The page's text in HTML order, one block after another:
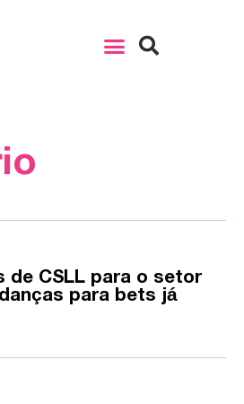
de CSLL para o setor
para bets já